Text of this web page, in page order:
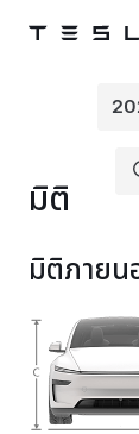
มิติ
มิติภายน